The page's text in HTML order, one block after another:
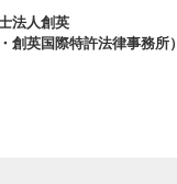
法人創英
・創英国際特許法律事務所）